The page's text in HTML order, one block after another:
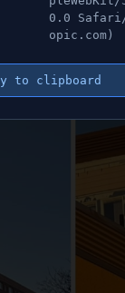
0.0 Safari/
opic.com)
to clipboard